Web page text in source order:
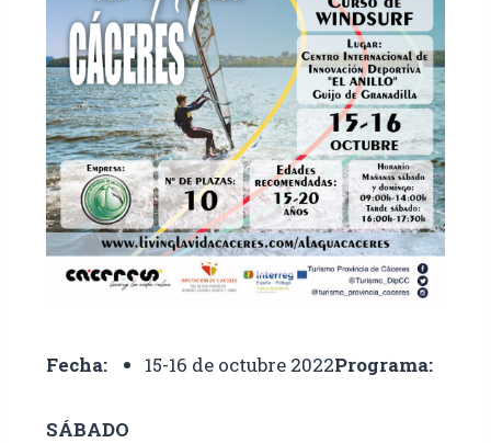
Fecha: 15-16 de octubre 2022Programa:
SÁBADO